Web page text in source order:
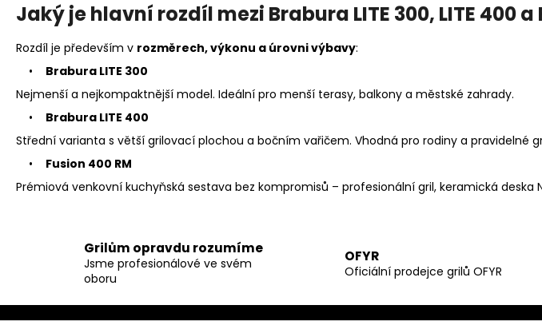
Jaký je hlavní rozdíl mezi Brabura LITE 300, LITE 400 a
Rozdíl je především v rozměrech, výkonu a úrovni výbavy:
• Brabura LITE 300
Nejmenší a nejkompaktnější model. Ideální pro menší terasy, balkony a městské zahrady.
• Brabura LITE 400
Střední varianta s větší grilovací plochou a bočním vařičem. Vhodná pro rodiny a pravidelné
• Fusion 400 RM
Prémiová venkovní kuchyňská sestava bez kompromisů – profesionální gril, keramická
Grilům opravdu rozumíme
Jsme profesionálové ve svém
oboru
OFYR
Oficiální prodejce grilů OFYR